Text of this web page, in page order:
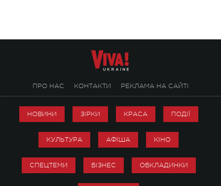
ПРО НАС КОНТАКТИ РЕКЛАМА НА САЙТІ
НОВИНИ ЗІРКИ КРАСА ПОДІЇ
КУЛЬТУРА АФІША КІНО
СПЕЦТЕМИ БІЗНЕС ОБКЛАДИНКИ